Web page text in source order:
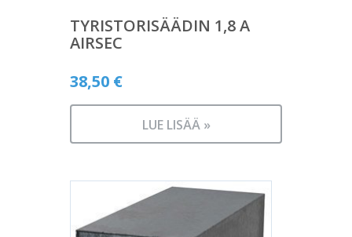
TYRISTORISÄÄDIN 1,8 A
AIRSEC
38,50 €
LUE LISÄÄ »